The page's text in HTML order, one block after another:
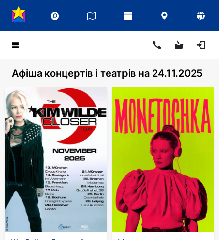
Афіша концертів і театрів на 24.11.2025